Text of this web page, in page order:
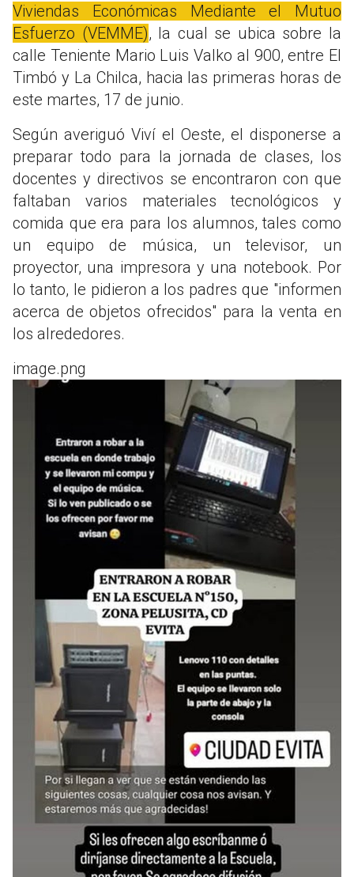
Viviendas Económicas Mediante el Mutuo
Esfuerzo (VEMME), la cual se ubica sobre la
calle Teniente Mario Luis Valko al 900, entre El
Timbó y La Chilca, hacia las primeras horas de
este martes, 17 de junio.
Según averiguó Viví el Oeste, el disponerse a
preparar todo para la jornada de clases, los
docentes y directivos se encontraron con que
faltaban varios materiales tecnológicos y
comida que era para los alumnos, tales como
un equipo de música, un televisor, un
proyector, una impresora y una notebook. Por
lo tanto, le pidieron a los padres que "informen
acerca de objetos ofrecidos" para la venta en
los alrededores.
image.png